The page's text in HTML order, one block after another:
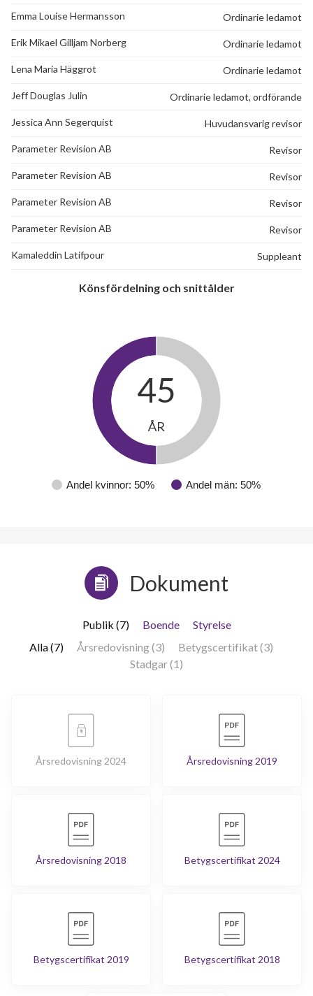
Emma Louise Hermansson Ordinarie ledamot
Erik Mikael Gilljam Norberg Ordinarie ledamot
Lena Maria Häggrot Ordinarie ledamot
Jeff Douglas Julin Ordinarie ledamot, ordförande
Jessica Ann Segerquist Huvudansvarig revisor
Parameter Revision AB Revisor
Parameter Revision AB Revisor
Parameter Revision AB Revisor
Parameter Revision AB Revisor
Kamaleddin Latifpour Suppleant
Könsfördelning och snittålder
Andel kvinnor: 50% Andel män: 50%
45
ÅR
Dokument
Publik (7) Boende
Styrelse
Alla (7)
Årsredovisning (3)
Betygscertifikat (3)
Stadgar (1)
Årsredovisning 2024 Årsredovisning 2019
Årsredovisning 2018 Betygscertifikat 2024
Betygscertifikat 2019 Betygscertifikat 2018